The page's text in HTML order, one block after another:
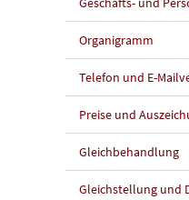
Organigramm
Telefon und E-
Preise und
Gleichbehandlung
Gleichstellung und